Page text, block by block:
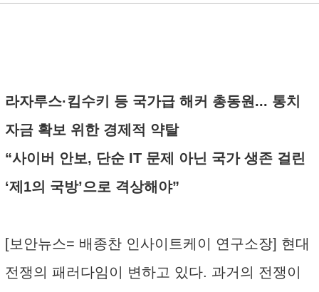
라자루스·킴수키 등 국가급 해커 총동원... 통치
자금 확보 위한 경제적 약탈
“사이버 안보, 단순 IT 문제 아닌 국가 생존 걸린
‘제1의 국방’으로 격상해야”
[보안뉴스= 배종찬 인사이트케이 연구소장] 현대
전쟁의 패러다임이 변하고 있다. 과거의 전쟁이